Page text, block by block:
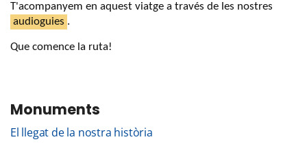
T'acompanyem en aquest viatge a través de les nostres
audioguies .
Que comence la ruta!
Monuments
El llegat de la nostra història